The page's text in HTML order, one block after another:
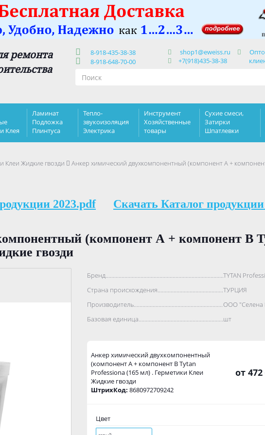
ремонта
8-918-435-38-38
8-918-648-70-00
shop1@eweiss.ru
+7(918)435-38-38
Клея
Ламинат
Подложка
Плинтуса
Тепло-
звукоизоляция
Электрика
Инструмент
Хозяйственные
товары
Сухие смеси,
Затирки
Шпатлевки
Клеи Жидкие гвозди
Анкер химический двухкомпонентный (компонент А +
2023.pdf Скачать Каталог
(компонент А + компонент В
гвозди
Бренд..................................................................................TYTAN
Страна
ТУРЦИЯ
Производитель..................................................................................
ООО "Селена
Базовая единица..................................................................................
шт
Анкер химический двухкомпонентный
(компонент А + компонент В Tytan
Professiona (165 мл) . Герметики Клеи
Жидкие гвозди
ШтрихКод: 8680972709242
от 472
Цвет